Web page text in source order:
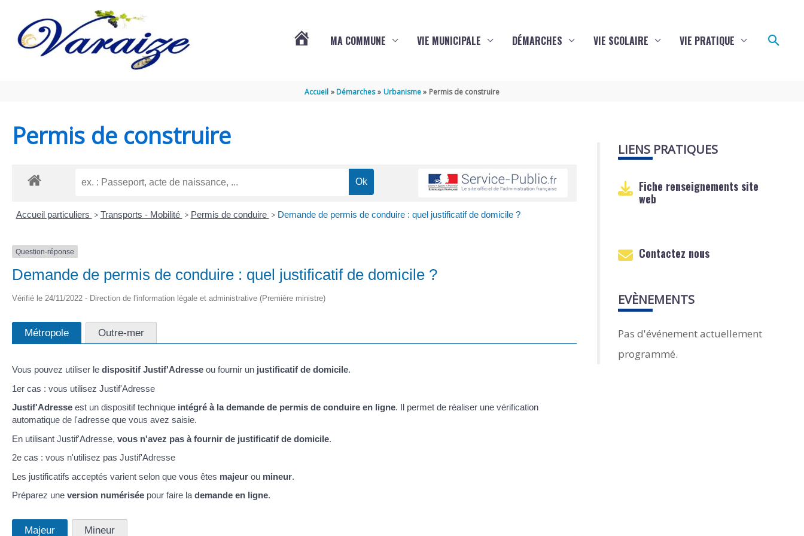
MA COMMUNE VIE MUNICIPALE DÉMARCHES VIE SCOLAIRE VIE PRATIQUE
Accueil Démarches Urbanisme Permis de construire
Permis de construire
Accueil particuliers > Transports - Mobilité > Permis de conduire > Demande de permis de conduire : quel justificatif de domicile ?
Question-réponse
Demande de permis de conduire : quel justificatif de domicile ?
Vérifié le 24/11/2022 - Direction de l'information légale et administrative (Première ministre)
Métropole Outre-mer
Vous pouvez utiliser le dispositif Justif'Adresse ou fournir un justificatif de domicile.
1er cas : vous utilisez Justif'Adresse
Justif'Adresse est un dispositif technique intégré à la demande de permis de conduire en ligne. Il permet de réaliser une vérification
automatique de l'adresse que vous avez saisie.
En utilisant Justif'Adresse, vous n'avez pas à fournir de justificatif de domicile.
2e cas : vous n'utilisez pas Justif'Adresse
Les justificatifs acceptés varient selon que vous êtes majeur ou mineur.
Préparez une version numérisée pour faire la demande en ligne.
Majeur Mineur
LIENS PRATIQUES
Fiche renseignements site
web
Contactez nous
EVÈNEMENTS
Pas d'événement actuellement
programmé.